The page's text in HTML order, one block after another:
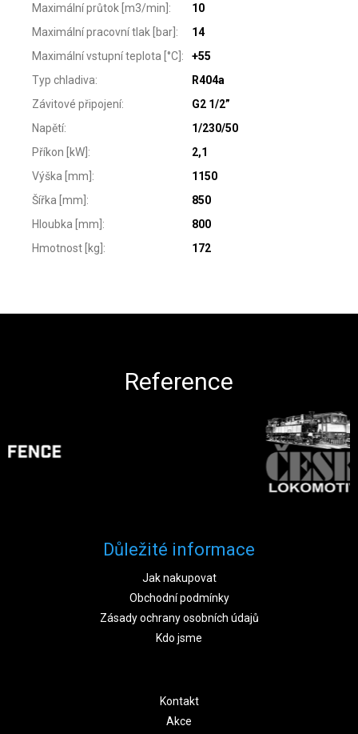
Maximální průtok [m3/min] :
10
Maximální pracovní tlak [bar] :
14
Maximální vstupní teplota [°C] :
+55
Typ chladiva:
R404a
Závitové připojení:
G2 1/2”
Napětí:
1/230/50
Příkon [kW] :
2,1
Výška [mm] :
1150
Šířka [mm] :
850
Hloubka [mm] :
800
Hmotnost [kg] : 172
Reference
Důležité informace
Jak nakupovat
Obchodní podmínky
Zásady ochrany osobních údajů
Kdo jsme
Kontakt
Akce